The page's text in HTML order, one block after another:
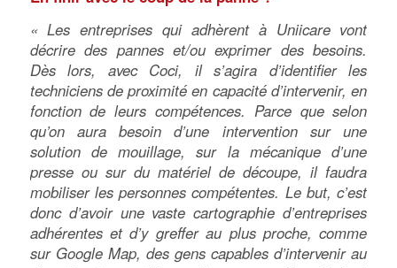
« Les entreprises qui adhèrent à Uniicare vont
décrire des pannes et/ou exprimer des besoins.
Dès lors, avec Coci, il s’agira d’identifier les
techniciens de proximité en capacité d’intervenir, en
fonction de leurs compétences. Parce que selon
qu’on aura besoin d’une intervention sur une
solution de mouillage, sur la mécanique d’une
presse ou sur du matériel de découpe, il faudra
mobiliser les personnes compétentes. Le but, c’est
donc d’avoir une vaste cartographie d’entreprises
adhérentes et d’y greffer au plus proche, comme
sur Google Map, des gens capables d’intervenir au